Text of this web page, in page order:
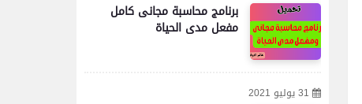
برنامج محاسبة مجانى كامل
مفعل مدى الحياة
31 يوليو 2021